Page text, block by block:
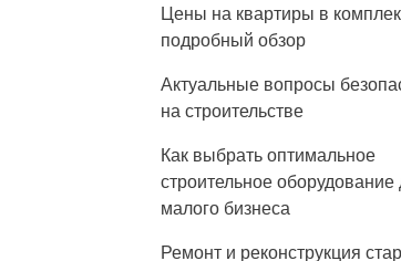
Цены на квартиры в
подробный обзор
Актуальные вопросы
на строительстве
Как выбрать оптимальное
строительное оборудование
малого бизнеса
Ремонт и реконструкция